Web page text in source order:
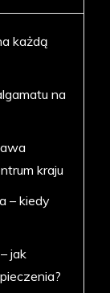
każdą
na
kraju
– kiedy
jak